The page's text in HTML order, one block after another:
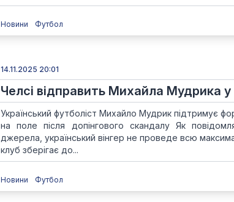
Новини Футбол
14.11.2025 20:01
Челсі відправить Михайла Мудрика
Український футболіст Михайло Мудрик підтримує
на поле після допінгового скандалу Як
джерела, український вінгер не проведе всю
клуб зберігає до...
Новини Футбол